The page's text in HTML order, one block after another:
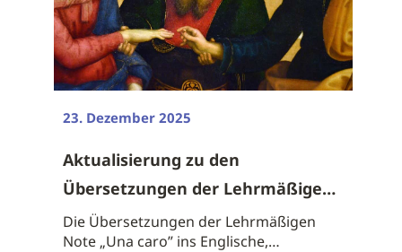
23. Dezember 2025
Aktualisierung zu den
Übersetzungen der Lehrmäßigen
Note ...
Die Übersetzungen der Lehrmäßigen
Note „Una caro” ins Englische,